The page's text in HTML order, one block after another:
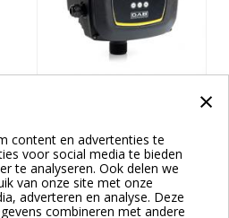
×
content en advertenties te
voor social media te bieden
te analyseren. Ook delen we
van onze site met onze
adverteren en analyse. Deze
combineren met andere
-